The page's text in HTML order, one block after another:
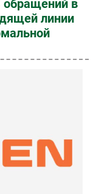
обращений в
линии